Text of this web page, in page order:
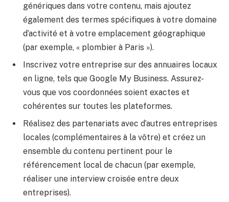
génériques dans votre contenu, mais ajoutez
également des termes spécifiques à votre domaine
d’activité et à votre emplacement géographique
(par exemple, « plombier à Paris »).
Inscrivez votre entreprise sur des annuaires locaux
en ligne, tels que Google My Business. Assurez-
vous que vos coordonnées soient exactes et
cohérentes sur toutes les plateformes.
Réalisez des partenariats avec d’autres entreprises
locales (complémentaires à la vôtre) et créez un
ensemble du contenu pertinent pour le
référencement local de chacun (par exemple,
réaliser une interview croisée entre deux
entreprises).